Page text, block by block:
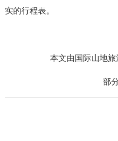
实的行程表。
本文由国际山地旅
部